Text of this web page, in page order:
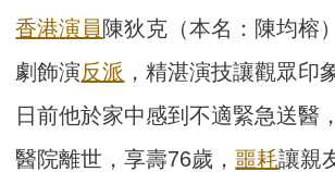
香港演員陳狄克（本名：陳均榕
劇飾演反派 ，精湛演技讓觀眾印
日前他於家中感到不適緊急送醫
醫院離世，享壽76歲，噩耗讓親